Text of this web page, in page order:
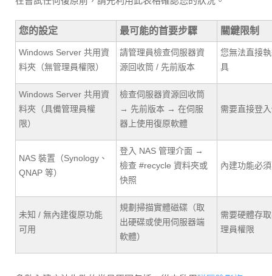
您的設定 最可能的首要步驟 關鍵限制
Windows Server 共用資
料夾（無管理員權限）
請管理員檢查伺服器資
源回收筒 / 先前版本
您無法直接
具
Windows Server 共用資
料夾（具備管理員權
限）
檢查伺服器資源回收筒
→ 先前版本 → 在伺服
器上使用復原軟體
需要直接登
NAS 裝置（Synology、
QNAP 等）
登入 NAS 管理介面 →
檢查 #recycle 資料夾或
快照
內建功能必
未知 / 無內建復原功能
可用
規劃掃描實體磁碟（取
出硬碟或使用伺服器端
軟體）
需要硬體存
理員權限